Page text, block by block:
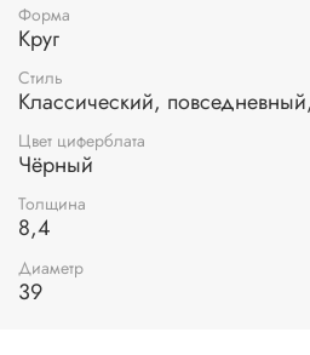
Форма
Круг
Стиль
Классический,
Цвет циферблата
Чёрный
Толщина
8,4
Диаметр
39